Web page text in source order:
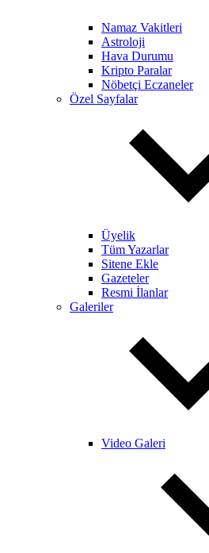
Namaz Vakitleri
Astroloji
Hava Durumu
Kripto Paralar
Nöbetçi Eczaneler
Özel Sayfalar
Üyelik
Tüm Yazarlar
Sitene Ekle
Gazeteler
Resmi İlanlar
Galeriler
Video Galeri